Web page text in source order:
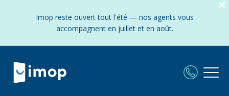
Imop reste ouvert tout l'été — nos agents vous
accompagnent en juillet et en août.